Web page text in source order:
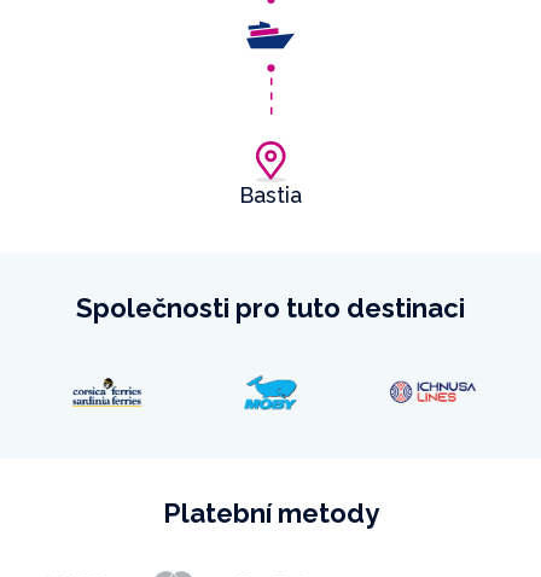
Bastia
Společnosti pro tuto destinaci
Platební metody